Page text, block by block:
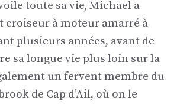
toute sa vie, Michael a
croiseur à moteur amarré à
plusieurs années, avant de
sa longue vie plus loin sur la
un fervent membre du
de Cap d’Ail, où on le